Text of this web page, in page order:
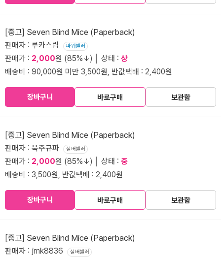
[중고] Seven Blind Mice (Paperback)
판매자 : 루카스림 파워셀러
판매가 : 2,000원 (85%↓) │ 상태 : 상
배송비 : 90,000원 미만 3,500원, 반값택배 : 2,400원
장바구니 바로구매 보관함
[중고] Seven Blind Mice (Paperback)
판매자 : 욱주규파 실버셀러
판매가 : 2,000원 (85%↓) │ 상태 : 중
배송비 : 3,500원, 반값택배 : 2,400원
장바구니 바로구매 보관함
[중고] Seven Blind Mice (Paperback)
판매자 : jmk8836 실버셀러